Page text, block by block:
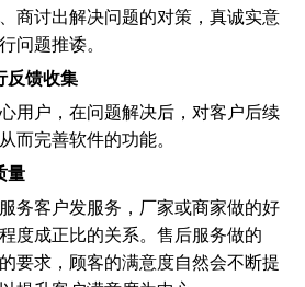
讨出解决问题的对策，真诚实意
问题推诿。
反馈收集
户，在问题解决后，对客户后续
而完善软件的功能。
量
客户发服务，厂家或商家做的好
度成正比的关系。售后服务做的
要求，顾客的满意度自然会不断提